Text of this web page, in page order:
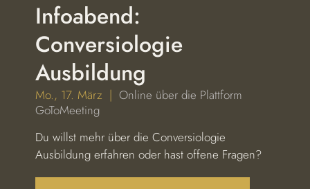
Infoabend:
Conversiologie
Ausbildung
Mo., 17. März
  |
Online über die Plattform
GoToMeeting
Du willst mehr über die Conversiologie
Ausbildung erfahren oder hast offene Fragen?